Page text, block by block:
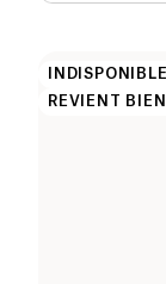
INDISPONIBLE
REVIENT